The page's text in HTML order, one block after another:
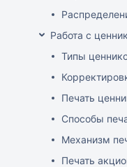
Работа с
Типы
Печать
Способы
Механизм
Печать